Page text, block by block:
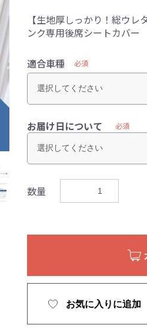
【生地厚しっかり！総ウ
ンク専用後席シートカバー
適合車種 必須
お届け日について 必須
数量
お気に入りに追加